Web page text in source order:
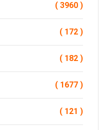
( 3960 )
( 172 )
( 182 )
( 1677 )
( 121 )